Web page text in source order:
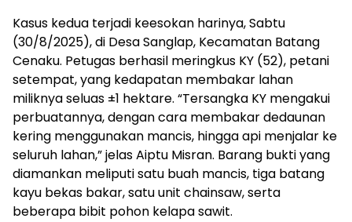
Kasus kedua terjadi keesokan harinya, Sabtu
(30/8/2025), di Desa Sanglap, Kecamatan Batang
Cenaku. Petugas berhasil meringkus KY (52), petani
setempat, yang kedapatan membakar lahan
miliknya seluas ±1 hektare. “Tersangka KY mengakui
perbuatannya, dengan cara membakar dedaunan
kering menggunakan mancis, hingga api menjalar ke
seluruh lahan,” jelas Aiptu Misran. Barang bukti yang
diamankan meliputi satu buah mancis, tiga batang
kayu bekas bakar, satu unit chainsaw, serta
beberapa bibit pohon kelapa sawit.